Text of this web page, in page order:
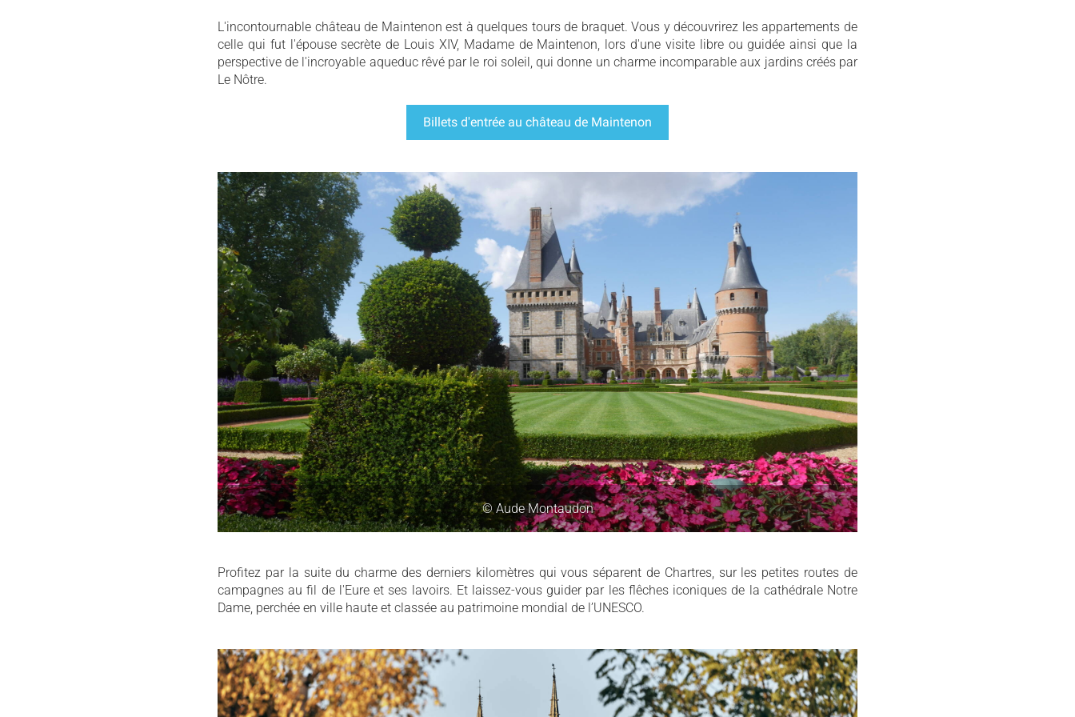
L'incontournable château de Maintenon est à quelques tours de braquet. Vous y découvrirez les appartements de
celle qui fut l'épouse secrète de Louis XIV, Madame de Maintenon, lors d'une visite libre ou guidée ainsi que la
perspective de l'incroyable aqueduc rêvé par le roi soleil, qui donne un charme incomparable aux jardins créés par
Le Nôtre.
Billets d'entrée au château de Maintenon
© Aude Montaudon
Profitez par la suite du charme des derniers kilomètres qui vous séparent de Chartres, sur les petites routes de
campagnes au fil de l'Eure et ses lavoirs. Et laissez-vous guider par les flêches iconiques de la cathédrale Notre
Dame, perchée en ville haute et classée au patrimoine mondial de l’UNESCO.